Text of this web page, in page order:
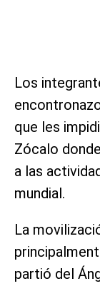
Los
que les
Zócalo
a las
mundial.
La
partió del